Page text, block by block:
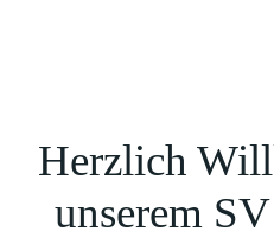
Herzlich
unserem